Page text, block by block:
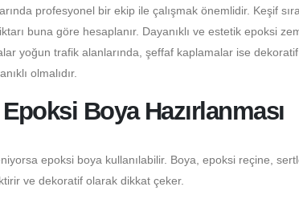
profesyonel bir ekip ile çalışmak önemlidir. Keşif
buna göre hesaplanır. Dayanıklı ve estetik epoksi
yoğun trafik alanlarında, şeffaf kaplamalar ise dekoratif
olmalıdır.
Epoksi Boya Hazırlanması
epoksi boya kullanılabilir. Boya, epoksi reçine,
ve dekoratif olarak dikkat çeker.